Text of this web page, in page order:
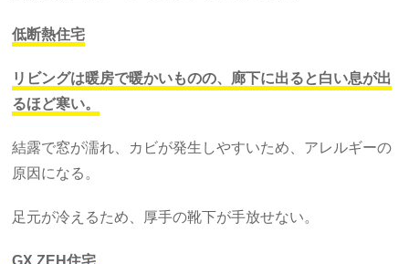
低断熱住宅
リビングは暖房で暖かいものの、廊下に出ると白い息が出
るほど寒い。
結露で窓が濡れ、カビが発生しやすいため、アレルギーの
原因になる。
足元が冷えるため、厚手の靴下が手放せない。